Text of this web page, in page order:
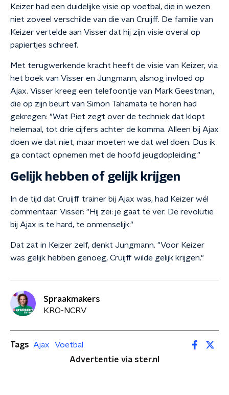
Keizer had een duidelijke visie op voetbal, die in wezen
niet zoveel verschilde van die van Cruijff. De familie van
Keizer vertelde aan Visser dat hij zijn visie overal op
papiertjes schreef.
Met terugwerkende kracht heeft de visie van Keizer, via
het boek van Visser en Jungmann, alsnog invloed op
Ajax. Visser kreeg een telefoontje van Mark Geestman,
die op zijn beurt van Simon Tahamata te horen had
gekregen: "Wat Piet zegt over de techniek dat klopt
helemaal, tot drie cijfers achter de komma. Alleen bij Ajax
doen we dat niet, maar moeten we dat wel doen. Dus ik
ga contact opnemen met de hoofd jeugdopleiding."
Gelijk hebben of gelijk krijgen
In de tijd dat Cruijff trainer bij Ajax was, had Keizer wél
commentaar. Visser: "Hij zei: je gaat te ver. De revolutie
bij Ajax is te hard, te onmenselijk."
Dat zat in Keizer zelf, denkt Jungmann. "Voor Keizer
was gelijk hebben genoeg, Cruijff wilde gelijk krijgen."
Spraakmakers
KRO-NCRV
Tags Ajax
Voetbal
Advertentie via ster.nl